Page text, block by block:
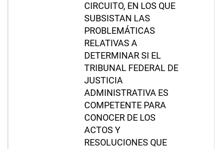
CIRCUITO, EN LOS QUE
SUBSISTAN LAS
PROBLEMÁTICAS
RELATIVAS A
DETERMINAR SI EL
TRIBUNAL FEDERAL DE
JUSTICIA
ADMINISTRATIVA ES
COMPETENTE PARA
CONOCER DE LOS
ACTOS Y
RESOLUCIONES QUE